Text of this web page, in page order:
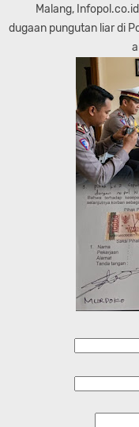
Malang,
dugaan pungutan liar di